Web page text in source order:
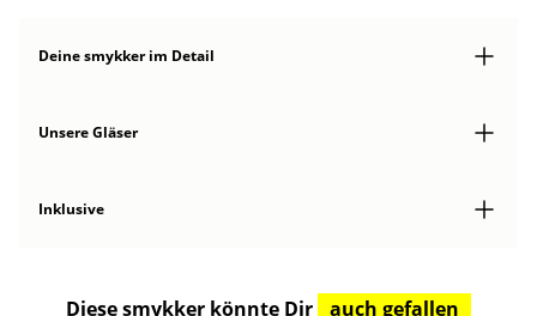
Deine smykkerim Detail
Unsere Gläser
Inklusive
Diese smykker könnte Dir auch gefallen